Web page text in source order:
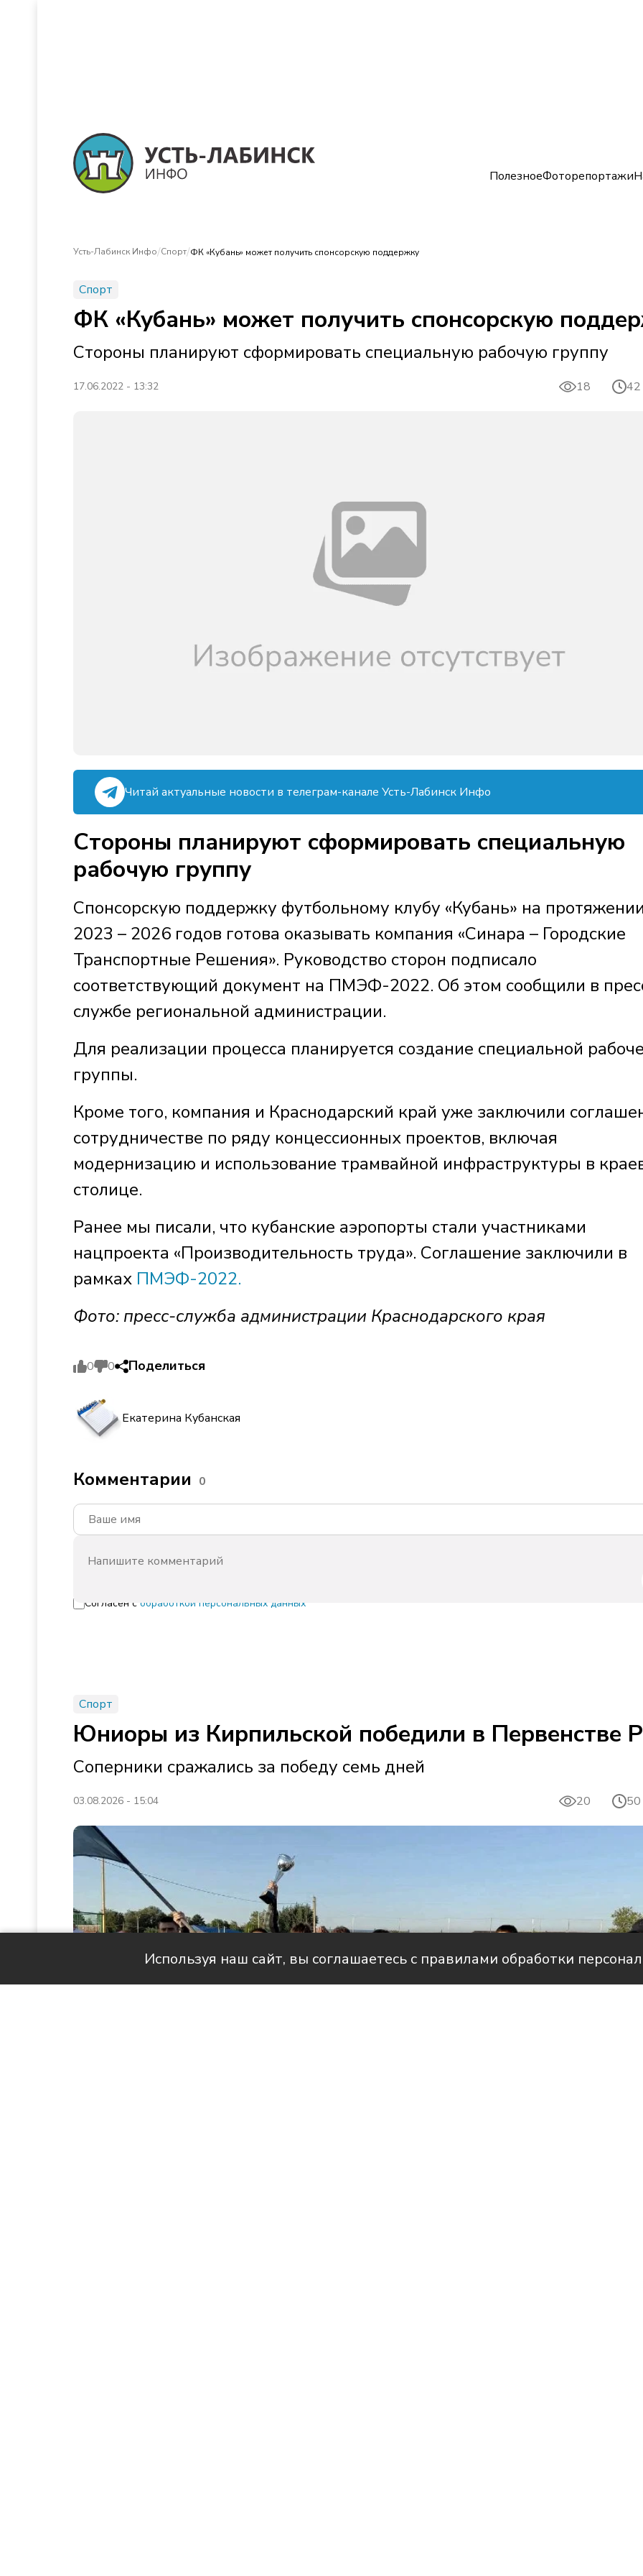
ПолезноеФоторепортажи
Усть-Лабинск Инфо/Спорт/ФК «Кубань» может получить спонсорскую поддержку
Спорт
ФК «Кубань» может получить спонсорскую
Стороны планируют сформировать специальную рабочую группу
17.06.2022 - 13:32 18 42
Читай актуальные новости в телеграм-канале Усть-Лабинск Инфо
Стороны планируют сформировать специальную
рабочую группу
Спонсорскую поддержку футбольному клубу «Кубань» на
2023 – 2026 годов готова оказывать компания «Синара – Городские
Транспортные Решения». Руководство сторон подписало
соответствующий документ на ПМЭФ-2022. Об этом сообщили в
службе региональной администрации.
Для реализации процесса планируется создание специальной
группы.
Кроме того, компания и Краснодарский край уже заключили
сотрудничестве по ряду концессионных проектов, включая
модернизацию и использование трамвайной инфраструктуры в
столице.
Ранее мы писали, что кубанские аэропорты стали участниками
нацпроекта «Производительность труда». Соглашение заключили в
рамках ПМЭФ-2022.
Фото: пресс-служба администрации Краснодарского края
0 0 Поделиться
Екатерина Кубанская
Комментарии 0
Согласен с обработкой персональных данных
Спорт
Юниоры из Кирпильской победили в Первенстве
Соперники сражались за победу семь дней
03.08.2026 - 15:04 20 50
Используя наш сайт, вы соглашаетесь с правилами обработки